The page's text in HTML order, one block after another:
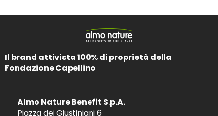
Il brand attivista 100% di proprietà della
Fondazione Capellino
Almo Nature Benefit S.p.A.
Piazza dei Giustiniani 6